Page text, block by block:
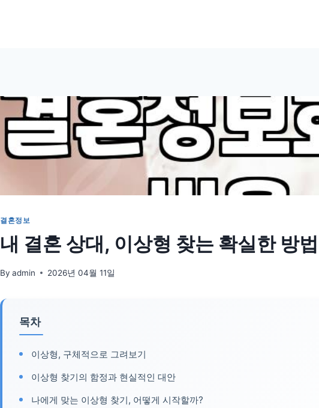
결혼정보
내 결혼 상대, 이상형 찾는 확실한 방
By admin 2026년 04월 11일
목차
이상형, 구체적으로 그려보기
이상형 찾기의 함정과 현실적인 대안
나에게 맞는 이상형 찾기, 어떻게 시작할까?